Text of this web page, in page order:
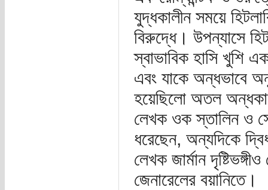
যুদ্ধকালীন সময়ে
বিরুদ্ধে। উপন্যাসে
স্বাভাবিক হাসি খুশি
এবং যাকে অন্ধভাবে
হয়েছিলো অতল
লেখক ওক স্তালিন ও
ধরেছেন, অন্যদিকে
লেখক জার্মান
জেনারেলের বয়ানিতে।